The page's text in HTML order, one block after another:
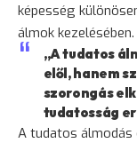
képesség
álmok kezelésében.
„A tudatos
elől, hanem
szorongás
tudatosság
A tudatos álmodás